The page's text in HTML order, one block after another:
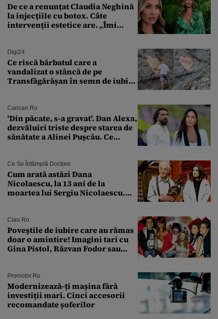
De ce a renunțat Claudia Neghină
la injecțiile cu botox. Câte
intervenții estetice are. „Îmi
Digi24
Ce riscă bărbatul care a
vandalizat o stâncă de pe
Transfăgărășan în semn de iubire
Cancan.ro
'Din păcate, s-a gravat'. Dan Alexa,
dezvăluiri triste despre starea de
sănătate a Alinei Pușcău. Ce
Ce Se Întâmplă Doctore
Cum arată astăzi Dana
Nicolaescu, la 13 ani de la
moartea lui Sergiu Nicolaescu.
Ciao.ro
Poveştile de iubire care au rămas
doar o amintire! Imagini tari cu
Gina Pistol, Răzvan Fodor sau
Promotor.ro
Modernizează-ți mașina fără
investiții mari. Cinci accesorii
recomandate șoferilor